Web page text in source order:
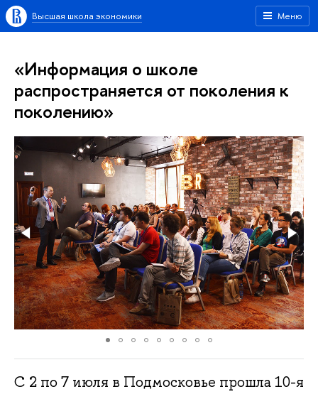
Меню
Высшая школа экономики
«Информация о школе
распространяется от поколения к
поколению»
С 2 по 7 июля в Подмосковье прошла 10-я